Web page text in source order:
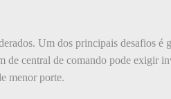
Um dos principais desafios é
de central de comando pode exigir
menor porte.